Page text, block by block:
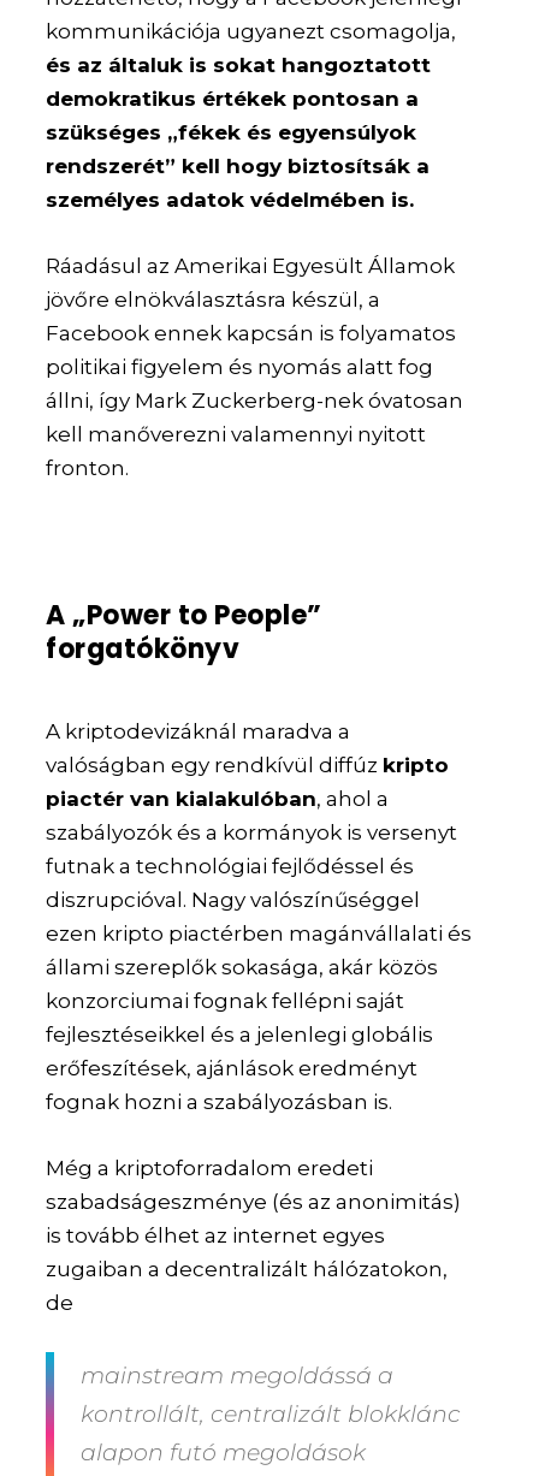
kommunikációja ugyanezt csomagolja,
és az általuk is sokat hangoztatott
demokratikus értékek pontosan a
szükséges „fékek és egyensúlyok
rendszerét” kell hogy biztosítsák a
személyes adatok védelmében is.
Ráadásul az Amerikai Egyesült Államok
jövőre elnökválasztásra készül, a
Facebook ennek kapcsán is folyamatos
politikai figyelem és nyomás alatt fog
állni, így Mark Zuckerberg-nek óvatosan
kell manőverezni valamennyi nyitott
fronton.
A „Power to People”
forgatókönyv
A kriptodevizáknál maradva a
valóságban egy rendkívül diffúz kripto
piactér van kialakulóban, ahol a
szabályozók és a kormányok is versenyt
futnak a technológiai fejlődéssel és
diszrupcióval. Nagy valószínűséggel
ezen kripto piactérben magánvállalati és
állami szereplők sokasága, akár közös
konzorciumai fognak fellépni saját
fejlesztéseikkel és a jelenlegi globális
erőfeszítések, ajánlások eredményt
fognak hozni a szabályozásban is.
Még a kriptoforradalom eredeti
szabadságeszménye (és az anonimitás)
is tovább élhet az internet egyes
zugaiban a decentralizált hálózatokon,
de
mainstream megoldássá a
kontrollált, centralizált blokklánc
alapon futó megoldások